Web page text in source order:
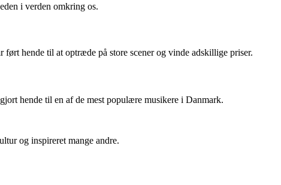
i verden omkring os.
hende til at optræde på store scener og vinde adskillige priser.
hende til en af de mest populære musikere i Danmark.
og inspireret mange andre.